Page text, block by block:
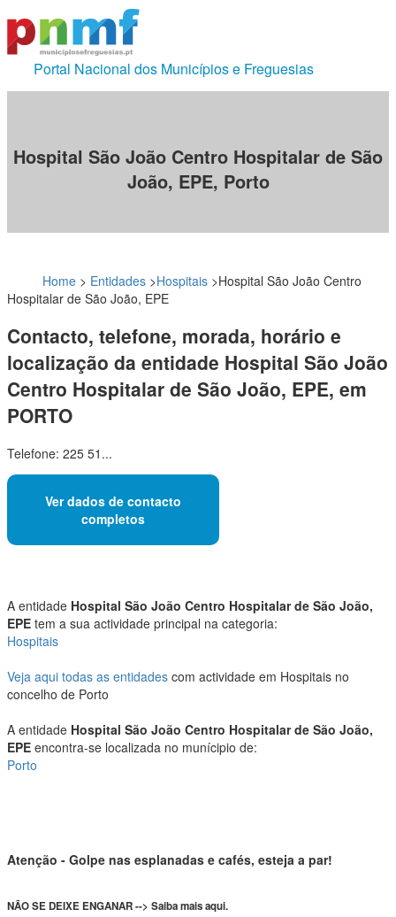
Portal Nacional dos Municípios e Freguesias
Hospital São João Centro Hospitalar de São
João, EPE, Porto
Home > Entidades >Hospitais >Hospital São João Centro
Hospitalar de São João, EPE
Contacto, telefone, morada, horário e
localização da entidade Hospital São João
Centro Hospitalar de São João, EPE, em
PORTO
Telefone: 225 51...
Ver dados de contacto
completos
A entidade Hospital São João Centro Hospitalar de São João,
EPE tem a sua actividade principal na categoria:
Hospitais
Veja aqui todas as entidades com actividade em Hospitais no
concelho de Porto
A entidade Hospital São João Centro Hospitalar de São João,
EPE encontra-se localizada no munícipio de:
Porto
Atenção - Golpe nas esplanadas e cafés, esteja a par!
NÃO SE DEIXE ENGANAR --> Saiba mais aqui.